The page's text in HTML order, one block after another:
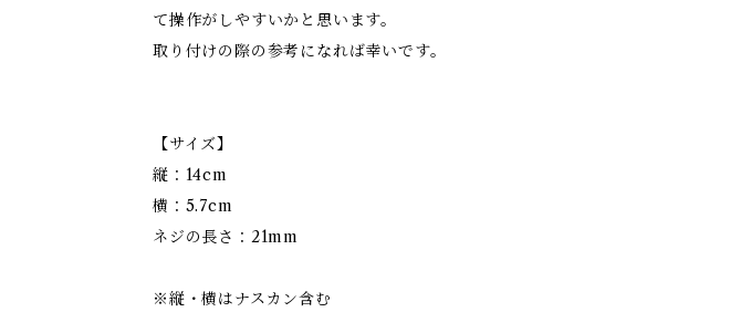
て操作がしやすいかと思います。
取り付けの際の参考になれば幸いです。
【サイズ】
縦：14cm
横：5.7cm
ネジの長さ：21mm
※縦・横はナスカン含む